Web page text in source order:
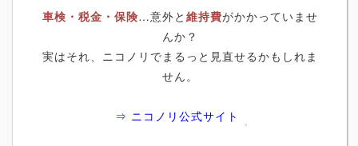
車検・税金・保険…意外と 維持費がかかっていませ
んか？
実はそれ、ニコノリでまるっと見直せるかもしれま
せん。
⇒ ニコノリ公式サイト